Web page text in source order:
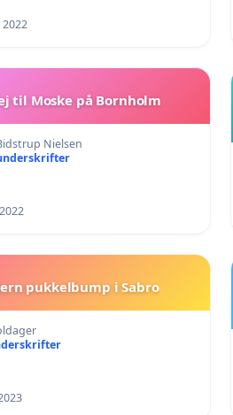
2022
til Moske på Bornholm
Nielsen
pukkelbump i Sabro